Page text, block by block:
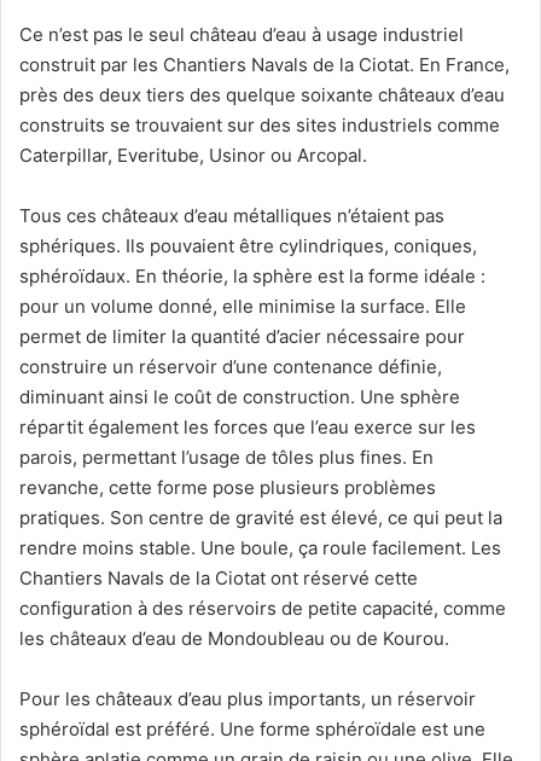
Ce n’est pas le seul château d’eau à usage industriel
construit par les Chantiers Navals de la Ciotat. En France,
près des deux tiers des quelque soixante châteaux d’eau
construits se trouvaient sur des sites industriels comme
Caterpillar, Everitube, Usinor ou Arcopal.
Tous ces châteaux d’eau métalliques n’étaient pas
sphériques. Ils pouvaient être cylindriques, coniques,
sphéroïdaux. En théorie, la sphère est la forme idéale :
pour un volume donné, elle minimise la surface. Elle
permet de limiter la quantité d’acier nécessaire pour
construire un réservoir d’une contenance définie,
diminuant ainsi le coût de construction. Une sphère
répartit également les forces que l’eau exerce sur les
parois, permettant l’usage de tôles plus fines. En
revanche, cette forme pose plusieurs problèmes
pratiques. Son centre de gravité est élevé, ce qui peut la
rendre moins stable. Une boule, ça roule facilement. Les
Chantiers Navals de la Ciotat ont réservé cette
configuration à des réservoirs de petite capacité, comme
les châteaux d’eau de Mondoubleau ou de Kourou.
Pour les châteaux d’eau plus importants, un réservoir
sphéroïdal est préféré. Une forme sphéroïdale est une